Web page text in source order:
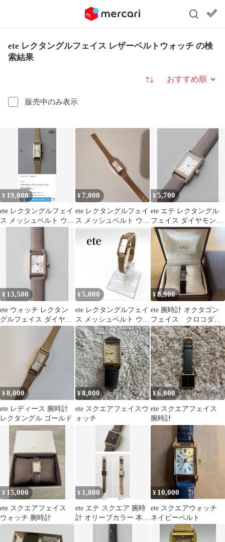
ete レクタングルフェイス レザーベルトウォッチ の検
索結果
販売中のみ表示
並び替え
¥ 19,000
ete レクタングルフェイ
ス メッシュベルト ウォ
¥ 7,000
ete レクタングルフェイ
ス メッシュベルト ウォ
ッチ
¥5,700
ete エテ レクタングル
フェイス ダイヤモンド
腕時計 レザー ゴールド
¥ 13,500
ete ウォッチ レクタン
グルフェイス ダイヤモ
ンド グレージュ
¥ 5,000
ete レクタングルフェイ
ス メッシュベルト ウォ
ッチ レディース ゴール
ド
¥8,900
ete 腕時計 オクタゴン
フェイス クロコダイ
ル レザーベルト
¥8,000
ete レディース 腕時計
レクタングル ゴールド
¥8,000
ete スクエアフェイスウ
ォッチ
¥6,000
ete スクエアフェイス
腕時計
¥ 15,000
ete スクエアフェイス
ウォッチ 腕時計
¥ 1,800
ete エテ スクエア 腕時
計 オリーブカラー 本革
¥ 10,000
ete スクエアウォッチ
ネイビーベルト